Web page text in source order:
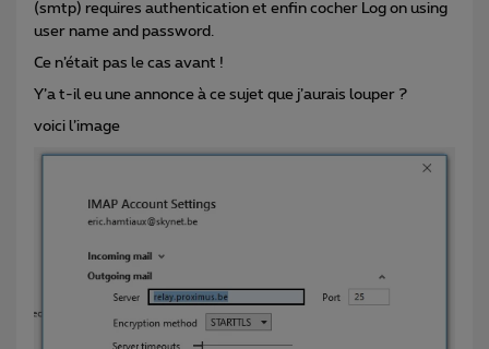
(smtp) requires authentication et enfin cocher Log on using
user name and password.
Ce n’était pas le cas avant !
Y’a t-il eu une annonce à ce sujet que j’aurais louper ?
voici l’image